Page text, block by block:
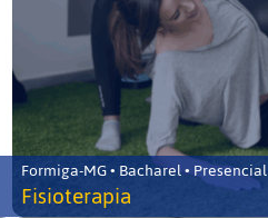
Formiga-MG • Bacharel • Presencial
Fisioterapia